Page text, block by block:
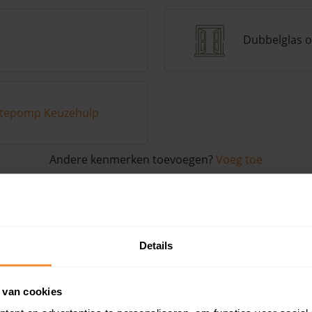
Details
cookies
Dubbelglas
Keuzehulp
Andere kenmerken toevoegen? Voeg toe
de buurt